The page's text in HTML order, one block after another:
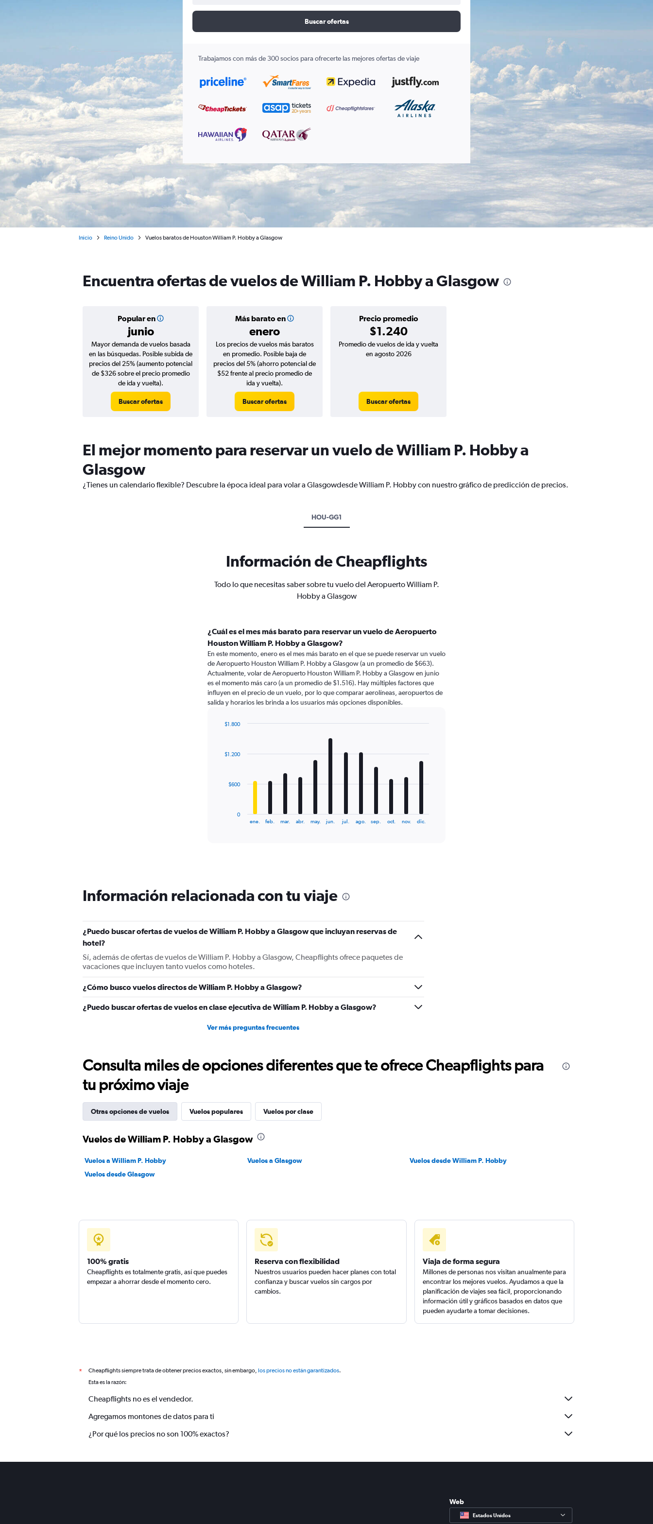
Buscar ofertas
Trabajamos con más de 300 socios para ofrecerte las mejores ofertas de viaje
Inicio Reino Unido Vuelos baratos de Houston William P. Hobby a Glasgow
Encuentra ofertas de vuelos de William P. Hobby a Glasgow
Popular en
junio
Más barato en
enero
Precio promedio
$1.240
Mayor demanda de vuelos basada
en las búsquedas. Posible subida de
precios del 25% (aumento potencial
de $326 sobre el precio promedio
de ida y vuelta).
Buscar ofertas
Los precios de vuelos más baratos
en promedio. Posible baja de
precios del 5% (ahorro potencial de
$52 frente al precio promedio de
ida y vuelta).
Buscar ofertas
Promedio de vuelos de ida y vuelta
en agosto 2026
Buscar ofertas
El mejor momento para reservar un vuelo de William P. Hobby a
Glasgow
¿Tienes un calendario flexible? Descubre la época ideal para volar a Glasgowdesde William P. Hobby con nuestro gráfico de predicción de precios.
HOU-GG1
Información de Cheapflights
Todo lo que necesitas saber sobre tu vuelo del Aeropuerto William P.
Hobby a Glasgow
¿Cuál es el mes más barato para reservar un vuelo de Aeropuerto
Houston William P. Hobby a Glasgow?
En este momento, enero es el mes más barato en el que se puede reservar un vuelo
de Aeropuerto Houston William P. Hobby a Glasgow (a un promedio de $663).
Actualmente, volar de Aeropuerto Houston William P. Hobby a Glasgow en junio
es el momento más caro (a un promedio de $1.516). Hay múltiples factores que
influyen en el precio de un vuelo, por lo que comparar aerolíneas, aeropuertos de
salida y horarios les brinda a los usuarios más opciones disponibles.
12
The
chart
has
Y
axis
Range:
0
to
1800.
ene. feb. mar. abr. may. jun. jul. ago. sep. oct. nov. dic.
0
$600
$1.200
$1.800
Información relacionada con tu viaje
¿Puedo buscar ofertas de vuelos de William P. Hobby a Glasgow que incluyan reservas de
hotel?
Sí, además de ofertas de vuelos de William P. Hobby a Glasgow, Cheapflights ofrece paquetes de
vacaciones que incluyen tanto vuelos como hoteles.
¿Cómo busco vuelos directos de William P. Hobby a Glasgow?
¿Puedo buscar ofertas de vuelos en clase ejecutiva de William P. Hobby a Glasgow?
Ver más preguntas frecuentes
Consulta miles de opciones diferentes que te ofrece Cheapflights para
tu próximo viaje
Otras opciones de vuelos Vuelos populares Vuelos por clase
Vuelos de William P. Hobby a Glasgow
Vuelos a William P. Hobby Vuelos a Glasgow
Vuelos desde William P. Hobby
Vuelos desde Glasgow
100% gratis
Cheapflights es totalmente gratis, así que puedes
empezar a ahorrar desde el momento cero.
Reserva con flexibilidad
Nuestros usuarios pueden hacer planes con total
confianza y buscar vuelos sin cargos por
cambios.
Viaja de forma segura
Millones de personas nos visitan anualmente para
encontrar los mejores vuelos. Ayudamos a que la
planificación de viajes sea fácil, proporcionando
información útil y gráficos basados en datos que
pueden ayudarte a tomar decisiones.
* Cheapflights siempre trata de obtener precios exactos, sin embargo, los precios no están garantizados.
Esta es la razón:
Cheapflights no es el vendedor.
Agregamos montones de datos para ti
¿Por qué los precios no son 100% exactos?
Web
Estados Unidos